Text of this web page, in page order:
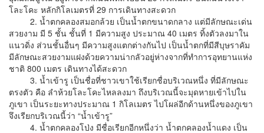
โละโคะ หลักกิโลเมตรที่ 29 การเดินทางสะดวก
2. น้ำตกคลองสมอกล้วย เป็นน้ำตกขนาดกลาง แต่มีลักษณะเด่น
สวยงาม มี 5 ชั้น ชั้นที่ 1 มีความสูง ประมาณ 40 เมตร ทิ้งตัวลงมาใน
แนวดิ่ง ส่วนชั้นอื่นๆ มีความสูงแตกต่างกันไป เป็นน้ำตกที่มีสีบุษราคัม
มีลักษณะสวยงามแฝงด้วยความน่ากลัวอยู่ห่างจากที่ทำการอุทยานแห่ง
ชาติ 800 เมตร เดินทางได้สะดวก
3. น้ำเข้ารู เป็นชื่อที่ชาวเขาใช้เรียกชื่อบริเวณหนึ่ง ที่มีลักษณะ
ตรงตัว คือ ลำห้วยโละโคะไหลลงมา ถึงบริเวณนี้จะมุดหายเข้าไปใน
ภูเขา เป็นระยะทางประมาณ 1 กิโลเมตร ไปโผล่อีกด้านหนึ่งของภูเขา
จึงเรียกบริเวณนี้ว่า “น้ำเข้ารู”
4. น้ำตกคลองโป่ง มีชื่อเรียกอีกหนึ่งว่า น้ำตกคลองน้ำแดง เป็น